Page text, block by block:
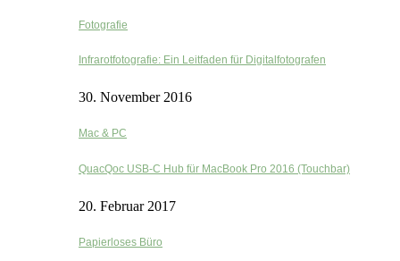
Fotografie
Infrarotfotografie: Ein Leitfaden für Digitalfotografen
30. November 2016
Mac & PC
QuacQoc USB-C Hub für MacBook Pro 2016 (Touchbar)
20. Februar 2017
Papierloses Büro